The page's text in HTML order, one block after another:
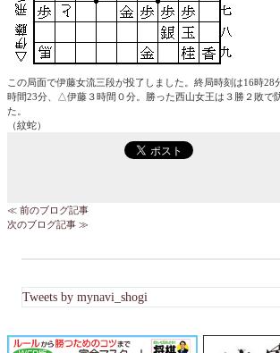
この局面で伊藤女流三段が投了しました。終局時刻は16時
時間23分、△伊藤３時間０分。勝った西山女王は３勝２敗で
た。
（紋蛇）
≪ 前のブログ記事
次のブログ記事 ≫
Tweets by mynavi_shogi